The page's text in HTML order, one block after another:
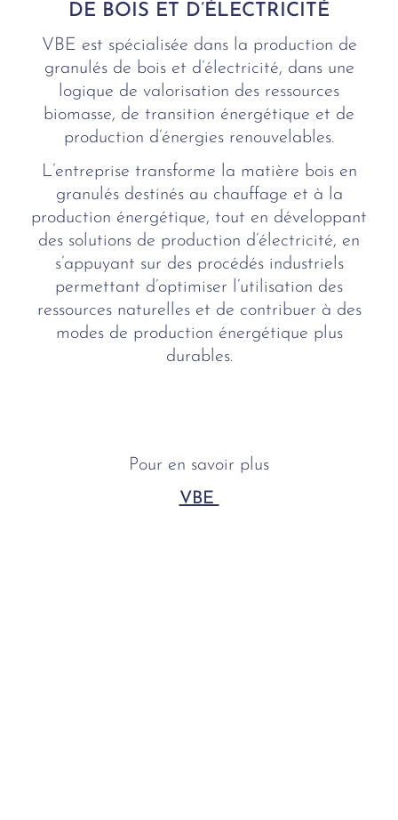
DE BOIS ET D’ÉLECTRICITÉ
VBE est spécialisée dans la production de
granulés de bois et d’électricité, dans une
logique de valorisation des ressources
biomasse, de transition énergétique et de
production d’énergies renouvelables.
L’entreprise transforme la matière bois en
granulés destinés au chauffage et à la
production énergétique, tout en développant
des solutions de production d’électricité, en
s’appuyant sur des procédés industriels
permettant d’optimiser l’utilisation des
ressources naturelles et de contribuer à des
modes de production énergétique plus
durables.
Pour en savoir plus
VBE